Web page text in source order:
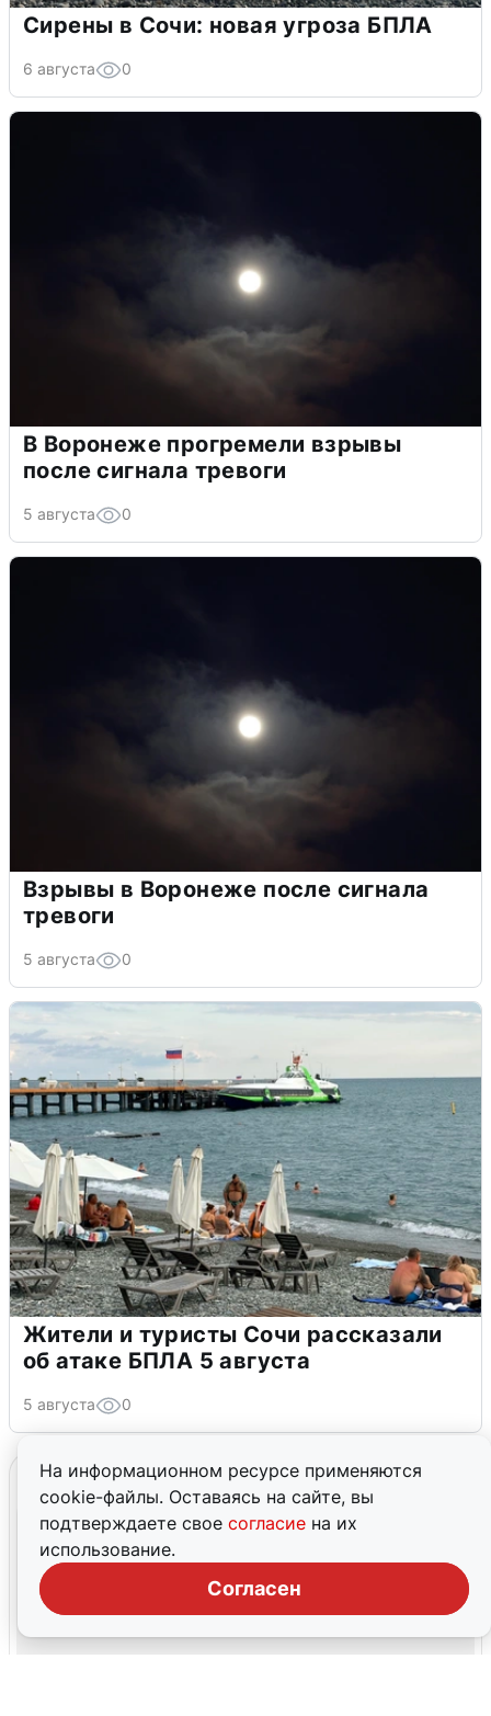
На информационном ресурсе применяются
cookie-файлы. Оставаясь на сайте, вы
подтверждаете свое согласие на их
использование.
Согласен
Сирены в Сочи: новая угроза БПЛА
6 августа 0
В Воронеже прогремели взрывы
после сигнала тревоги
5 августа 0
Взрывы в Воронеже после сигнала
тревоги
5 августа 0
Жители и туристы Сочи рассказали
об атаке БПЛА 5 августа
5 августа 0